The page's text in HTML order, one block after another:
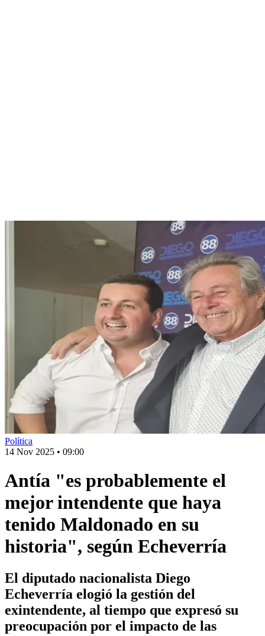
Política
14 Nov 2025 • 09:00
Antía "es probablemente el
mejor intendente que haya
tenido Maldonado en su
historia", según Echeverría
El diputado nacionalista Diego
Echeverría elogió la gestión del
exintendente, al tiempo que expresó su
preocupación por el impacto de las